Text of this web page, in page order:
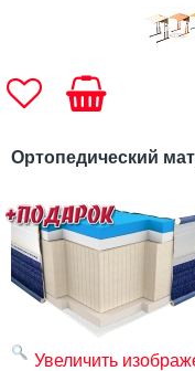
Ортопедический
Увеличить